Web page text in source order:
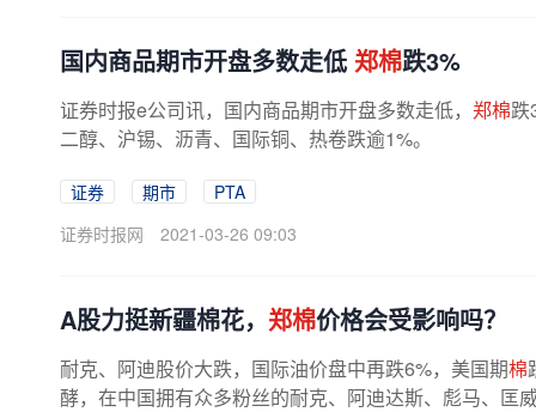
国内商品期市开盘多数走低 郑棉跌3%
证券时报e公司讯，国内商品期市开盘多数走低， 郑棉跌
二醇、沪锡、沥青、国际铜、热卷跌逾1%。
证券 期市
PTA
证券时报网
2021-03-26 09:03
A股力挺新疆棉花， 郑棉价格会受影响吗？
耐克、阿迪股价大跌，国际油价盘中再跌6%，美国期棉
酵，在中国拥有众多粉丝的耐克、阿迪达斯、彪马、匡